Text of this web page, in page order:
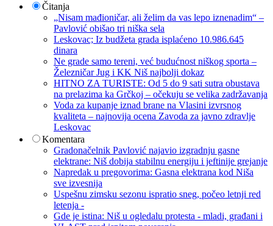
Čitanja
„Nisam mađioničar, ali želim da vas lepo iznenadim“ –
Pavlović obišao tri niška sela
Leskovac; Iz budžeta grada isplaćeno 10.986.645
dinara
Ne grade samo tereni, već budućnost niškog sporta –
Železničar Jug i KK Niš najbolji dokaz
HITNO ZA TURISTE: Od 5 do 9 sati sutra obustava
na prelazima ka Grčkoj – očekuju se velika zadržavanja
Voda za kupanje iznad brane na Vlasini izvrsnog
kvaliteta – najnovija ocena Zavoda za javno zdravlje
Leskovac
Komentara
Gradonačelnik Pavlović najavio izgradnju gasne
elektrane: Niš dobija stabilnu energiju i jeftinije grejanje
Napredak u pregovorima: Gasna elektrana kod Niša
sve izvesnija
Uspešnu zimsku sezonu ispratio sneg, počeo letnji red
letenja -
Gde je istina: Niš u ogledalu protesta - mladi, građani i